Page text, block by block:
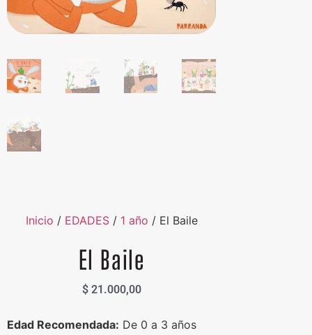
Inicio / EDADES/ 1 año / El Baile
El Baile
$21.000,00
Edad Recomendada: De 0 a 3 años